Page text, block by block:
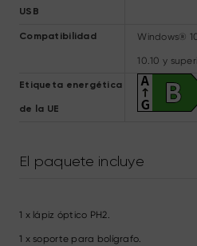
USB
Compatibilidad Windows®
10.10 y
Etiqueta energética
de la UE
El paquete incluye
1 x lápiz óptico PH2.
1 x soporte para bolígrafo.